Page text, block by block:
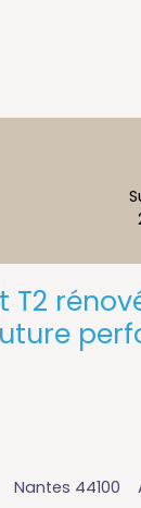
Nantes 44100